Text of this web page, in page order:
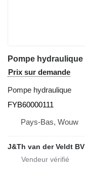
Prix sur demande
Pompe hydraulique
FYB60000111
Pays-Bas, Wouw
J&Th van der Veldt BV